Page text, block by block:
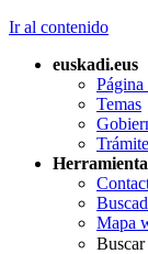
Ir al contenido
euskadi.eus
Temas
Mapa
Buscar